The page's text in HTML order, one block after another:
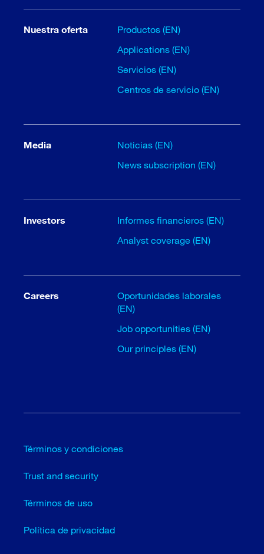
Nuestra oferta
Productos (EN)
Applications (EN)
Servicios (EN)
Centros de servicio (EN)
Media
Noticias (EN)
News subscription (EN)
Investors
Informes financieros (EN)
Analyst coverage (EN)
Careers
Oportunidades laborales
(EN)
Job opportunities (EN)
Our principles (EN)
Términos y condiciones
Trust and security
Términos de uso
Política de privacidad